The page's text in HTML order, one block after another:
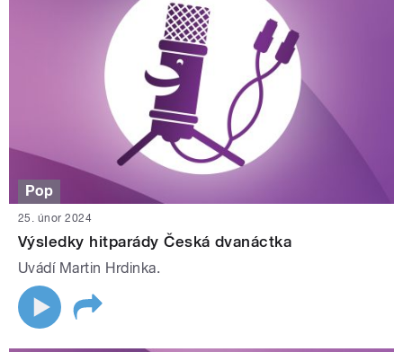
Pop
25. únor 2024
Výsledky hitparády Česká dvanáctka
Uvádí Martin Hrdinka.